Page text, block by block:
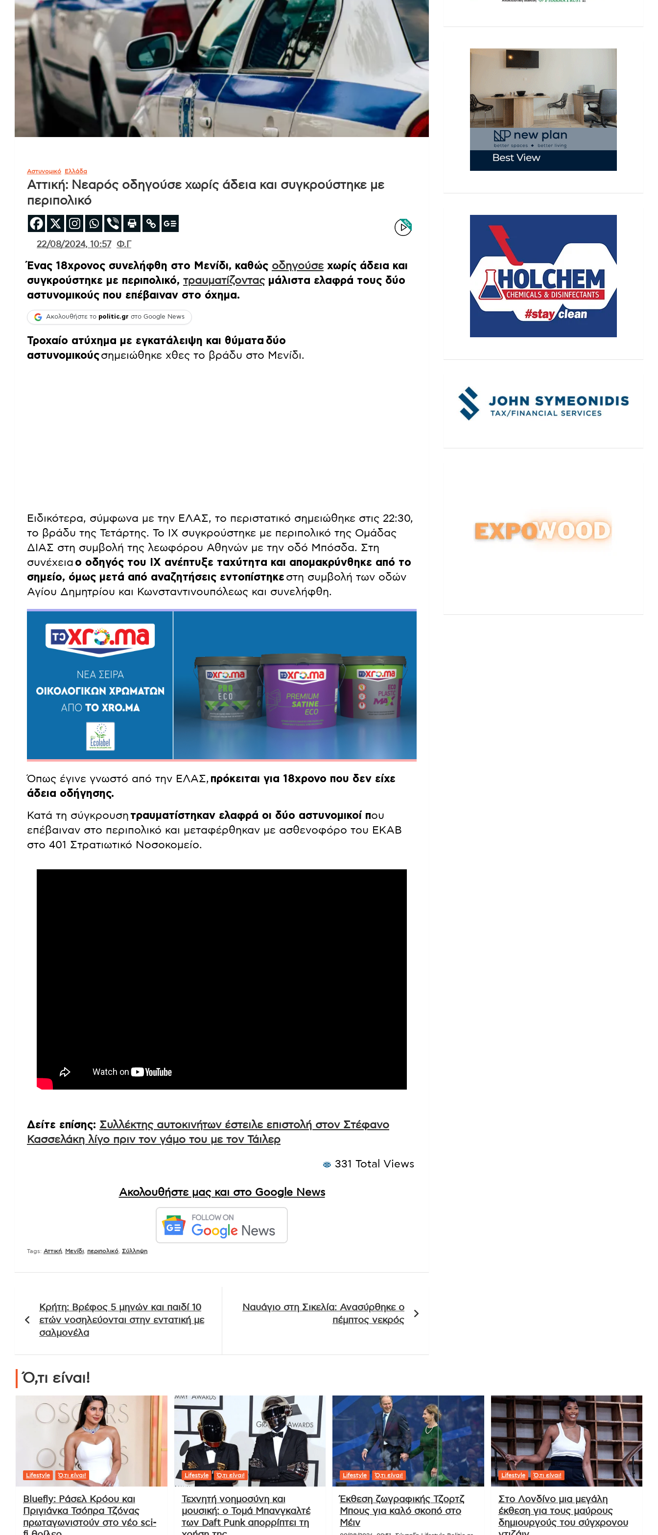
Αστυνομικό Ελλάδα
Αττική: Νεαρός οδηγούσε χωρίς άδεια και συγκρούστηκε με
περιπολικό
22/08/2024, 10:57 Φ.Γ
Ένας 18χρονος συνελήφθη στο Μενίδι, καθώς οδηγούσεχωρίς άδεια και
συγκρούστηκε με περιπολικό, τραυματίζονταςμάλιστα ελαφρά τους δύο
αστυνομικούς που επέβαιναν στο όχημα.
Ακολουθήστε το politic.gr στο Google News
Τροχαίο ατύχημα με εγκατάλειψη και θύματα δύο
αστυνομικούςσημειώθηκε χθες το βράδυ στο Μενίδι.
Ειδικότερα, σύμφωνα με την ΕΛΑΣ, το περιστατικό σημειώθηκε στις 22:30,
το βράδυ της Τετάρτης. Το ΙΧ συγκρούστηκε με περιπολικό της Ομάδας
ΔΙΑΣ στη συμβολή της λεωφόρου Αθηνών με την οδό Μπόσδα. Στη
συνέχεια ο οδηγός του ΙΧ ανέπτυξε ταχύτητα και απομακρύνθηκε από το
σημείο, όμως μετά από αναζητήσεις εντοπίστηκεστη συμβολή των οδών
Αγίου Δημητρίου και Κωνσταντινουπόλεως και συνελήφθη.
Όπως έγινε γνωστό από την ΕΛΑΣ, πρόκειται για 18χρονο που δεν είχε
άδεια οδήγησης.
Κατά τη σύγκρουση τραυματίστηκαν ελαφρά οι δύο αστυνομικοί που
επέβαιναν στο περιπολικό και μεταφέρθηκαν με ασθενοφόρο του ΕΚΑΒ
στο 401 Στρατιωτικό Νοσοκομείο.
Δείτε επίσης: Συλλέκτης αυτοκινήτων έστειλε επιστολή στον Στέφανο
Κασσελάκη λίγο πριν τον γάμο του με τον Τάιλερ
331 Total Views
Ακολουθήστε μας και στο Google News
Tags: Αττική Μενίδι περιπολικό Σύλληψη
άρθρων
Κρήτη: Βρέφος 5 μηνών και παιδί 10
ετών νοσηλεύονται στην εντατική με
σαλμονέλα
Ναυάγιο στη Σικελία: Ανασύρθηκε ο
πέμπτος νεκρός
Ό,τι είναι!
Lifestyle Ό,τι είναι!
Bluefly: Ράσελ Κρόου και
Πριγιάνκα Τσόπρα Τζόνας
πρωταγωνιστούν στο νέο sci-
Lifestyle Ό,τι είναι!
Τεχνητή νοημοσύνη και
μουσική: ο Τομά Μπανγκαλτέ
των Daft Punk απορρίπτει τη
Lifestyle Ό,τι είναι!
Έκθεση ζωγραφικής Τζορτζ
Μπους για καλό σκοπό στο
Μέιν
Lifestyle Ό,τι είναι!
Στο Λονδίνο μια μεγάλη
έκθεση για τους μαύρους
δημιουργούς του σύγχρονου